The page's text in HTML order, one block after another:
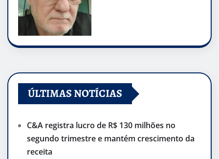
ÚLTIMAS NOTÍCIAS
C&A registra lucro de R$ 130 milhões no
segundo trimestre e mantém crescimento da
receita